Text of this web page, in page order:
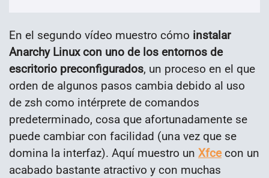
En el segundo vídeo muestro cómo instalar
Anarchy Linux con uno de los entornos de
escritorio preconfigurados, un proceso en el que
orden de algunos pasos cambia debido al uso
de zsh como intérprete de comandos
predeterminado, cosa que afortunadamente se
puede cambiar con facilidad (una vez que se
domina la interfaz). Aquí muestro un Xfcecon un
acabado bastante atractivo y con muchas